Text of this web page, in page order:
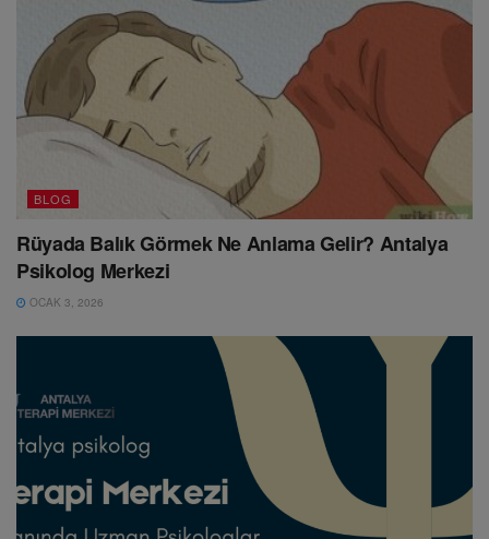
BLOG
Rüyada Balık Görmek Ne Anlama Gelir? Antalya
Psikolog Merkezi
OCAK 3, 2026